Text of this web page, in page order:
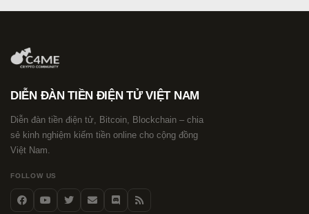
DIỄN ĐÀN TIỀN ĐIỆN TỬ VIỆT NAM
Diễn đàn tiền điện tử, Bitcoin, Blockchain – chia
sẻ kinh nghiệm kiếm tiền online cho cộng đồng
Việt Nam.
FOLLOW US